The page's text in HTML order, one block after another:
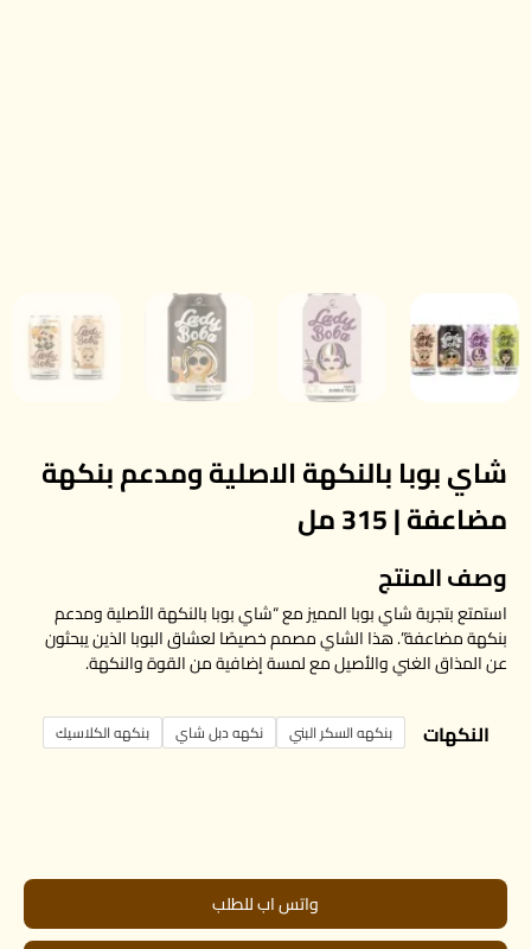
شاي بوبا بالنكهة الاصلية ومدعم بنكهة
مضاعفة | 315 مل
وصف المنتج
استمتع بتجربة شاي بوبا المميز مع “شاي بوبا بالنكهة الأصلية ومدعم
بنكهة مضاعفة”. هذا الشاي مصمم خصيصًا لعشاق البوبا الذين يبحثون
عن المذاق الغني والأصيل مع لمسة إضافية من القوة والنكهة.
النكهات بنكهه السكر البني نكهه دبل شاي بنكهه الكلاسيك
واتس اب للطلب